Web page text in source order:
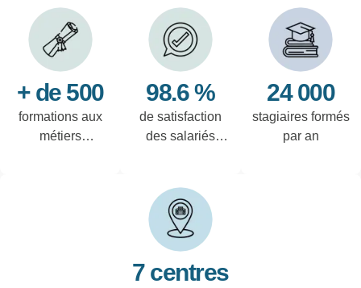
+ de 500
formations aux
métiers
98.6 %
de satisfaction
des salariés
24 000
stagiaires formés
par an
7 centres